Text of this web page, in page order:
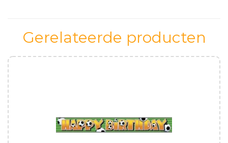
Gerelateerde producten